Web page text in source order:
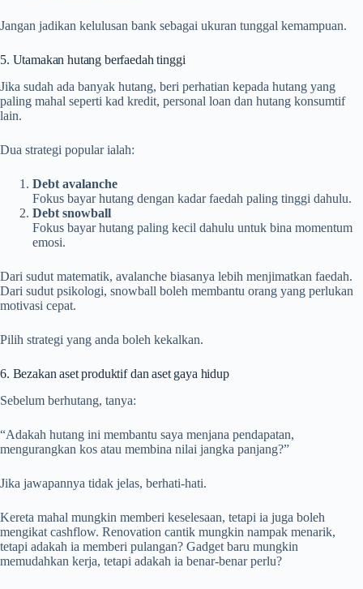
Jangan jadikan kelulusan bank sebagai ukuran tunggal kemampuan.
5. Utamakan hutang berfaedah tinggi
Jika sudah ada banyak hutang, beri perhatian kepada hutang yang
paling mahal seperti kad kredit, personal loan dan hutang konsumtif
lain.
Dua strategi popular ialah:
Debt avalanche
Fokus bayar hutang dengan kadar faedah paling tinggi dahulu.
Debt snowball
Fokus bayar hutang paling kecil dahulu untuk bina momentum
emosi.
Dari sudut matematik, avalanche biasanya lebih menjimatkan faedah.
Dari sudut psikologi, snowball boleh membantu orang yang perlukan
motivasi cepat.
Pilih strategi yang anda boleh kekalkan.
6. Bezakan aset produktif dan aset gaya hidup
Sebelum berhutang, tanya:
“Adakah hutang ini membantu saya menjana pendapatan,
mengurangkan kos atau membina nilai jangka panjang?”
Jika jawapannya tidak jelas, berhati-hati.
Kereta mahal mungkin memberi keselesaan, tetapi ia juga boleh
mengikat cashflow. Renovation cantik mungkin nampak menarik,
tetapi adakah ia memberi pulangan? Gadget baru mungkin
memudahkan kerja, tetapi adakah ia benar-benar perlu?